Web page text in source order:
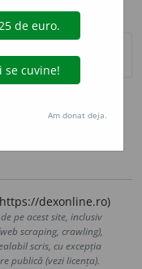
dexonline.ro)
pe acest site, inclusiv
scraping, crawling),
scris, cu excepția
publică (vezi licența).
Am donat deja.